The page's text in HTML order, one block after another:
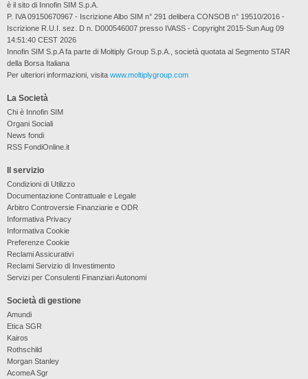
La Società
Chi è Innofin SIM
Organi Sociali
News fondi
RSS FondiOnline.it
Il servizio
Condizioni di Utilizzo
Documentazione Contrattuale e Legale
Arbitro Controversie Finanziarie e ODR
Informativa Privacy
Informativa Cookie
Preferenze Cookie
Reclami Assicurativi
Reclami Servizio di Investimento
Servizi per Consulenti Finanziari Autonomi
Società di gestione
Amundi
Etica SGR
Kairos
Rothschild
Morgan Stanley
AcomeA Sgr
è il sito di Innofin SIM S.p.A.
P. IVA 09150670967 - Iscrizione Albo SIM n° 291 delibera CONSOB n° 19510/2016 -
Iscrizione R.U.I. sez. D n. D000546007 presso IVASS - Copyright 2015-Sun Aug 09
14:51:40 CEST 2026
Innofin SIM S.p.A fa parte di Moltiply Group S.p.A., società quotata al Segmento STAR
della Borsa Italiana
Per ulteriori informazioni, visita www.moltiplygroup.com